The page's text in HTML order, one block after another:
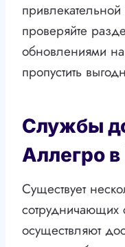
проверяйте
обновлениями
пропустить
Службы
Аллегро
Существует
сотрудничающих
осуществляют